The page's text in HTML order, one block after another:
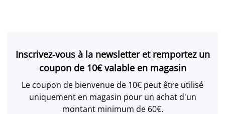
Inscrivez-vous à la newsletter et remportez un
coupon de 10€ valable en magasin
Le coupon de bienvenue de 10€ peut être utilisé
uniquement en magasin pour un achat d'un
montant minimum de 60€.